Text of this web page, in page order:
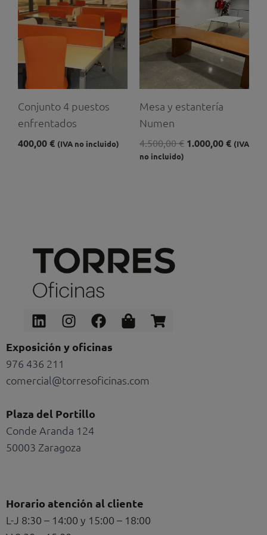
Conjunto 4 puestos
enfrentados
400,00€ (IVA no incluido)
Mesa y estantería
Numen
4.500,00€
original
era:
4.500,00 €.
1.000,00€
actual
es:
(IVA
no incluido)
LinkedinInstagram
Facebook
Shopping-
bag
Shopping-
cart
Exposición y oficinas
976 436 211
comercial@torresoficinas.com
Plaza del Portillo
Conde Aranda 124
50003 Zaragoza
Horario atención al cliente
L-J 8:30 – 14:00 y 15:00 – 18:00